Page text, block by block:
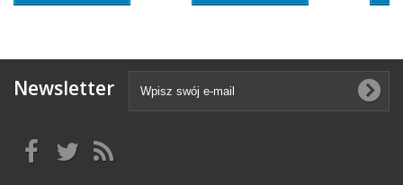
Newsletter